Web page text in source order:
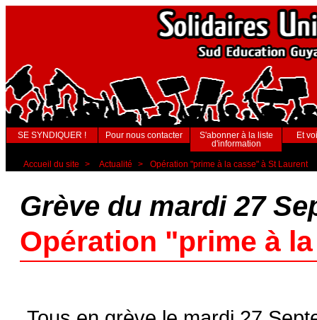
SE SYNDIQUER ! Pour nous contacter
S'abonner à la liste
d'information
Et
Accueil du site > Actualité > Opération "prime à la casse" à St Laurent
Grève du mardi 27
Opération "prime à